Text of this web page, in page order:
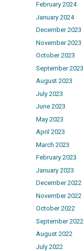
February 2024
January 2024
December 2023
November 2023
October 2023
September 2023
August 2023
July 2023
June 2023
May 2023
April 2023
March 2023
February 2023
January 2023
December 2022
November 2022
October 2022
September 2022
August 2022
July 2022